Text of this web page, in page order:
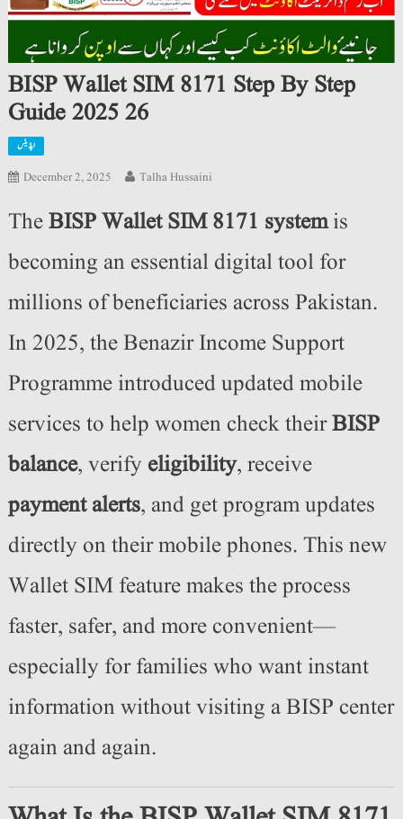
BISP Wallet SIM 8171 Step By Step
Guide 2025 26
اپڈیٹس
December 2, 2025 Talha Hussaini
TheBISP Wallet SIM 8171 systemis
becoming an essential digital tool for
millions of beneficiaries across Pakistan.
In 2025, the Benazir Income Support
Programme introduced updated mobile
services to help women check theirBISP
balance, verify eligibility, receive
payment alerts, and get program updates
directly on their mobile phones. This new
Wallet SIM feature makes the process
faster, safer, and more convenient—
especially for families who want instant
information without visiting a BISP center
again and again.